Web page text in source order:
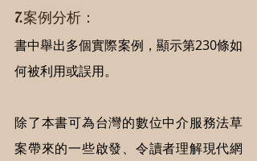
7.案例分析：
書中舉出多個實際案例，顯示第230條如
何被利用或誤用。
除了本書可為台灣的數位中介服務法草
案帶來的一些啟發、令讀者理解現代網